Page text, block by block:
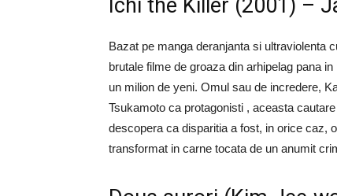
Ichi the Killer (2001) –
Bazat pe manga deranjanta si ultraviolenta
brutale filme de groaza din arhipelag pana
un milion de yeni. Omul sau de incredere,
Tsukamoto ca protagonisti , aceasta
descopera ca disparitia a fost, in orice caz,
transformat in carne tocata de un anumit